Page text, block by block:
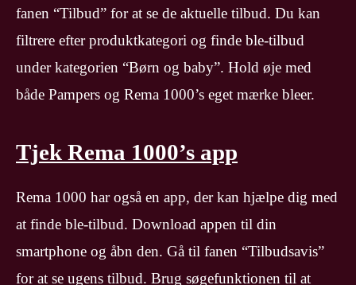
fanen “Tilbud” for at se de aktuelle tilbud. Du kan
filtrere efter produktkategori og finde ble-tilbud
under kategorien “Børn og baby”. Hold øje med
både Pampers og Rema 1000’s eget mærke bleer.
Tjek Rema 1000’s app
Rema 1000 har også en app, der kan hjælpe dig med
at finde ble-tilbud. Download appen til din
smartphone og åbn den. Gå til fanen “Tilbudsavis”
for at se ugens tilbud. Brug søgefunktionen til at